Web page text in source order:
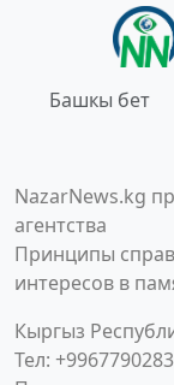
Башкы бет
NazarNews.kg
агентства
Принципы
интересов в
Кыргыз
Тел: